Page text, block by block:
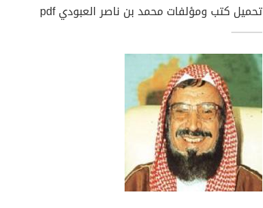
تحميل كتب ومؤلفات محمد بن ناصر العبودي pdf